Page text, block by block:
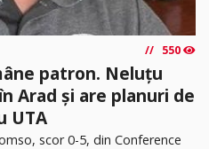
550
patron. Neluțu
Arad și are planuri de
UTA
scor 0-5, din Conference